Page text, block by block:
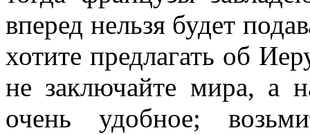
вперед нельзя будет
хотите предлагать об
не заключайте мира, а
очень удобное;